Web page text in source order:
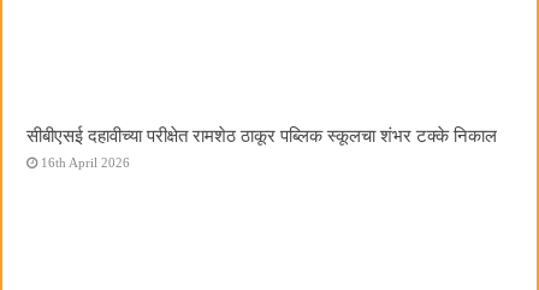
सीबीएसई दहावीच्या परीक्षेत रामशेठ ठाकूर पब्लिक स्कूलचा शंभर टक्के निकाल
16th April 2026